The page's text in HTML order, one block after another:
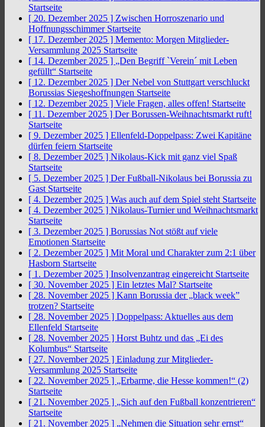
Startseite
[ 20. Dezember 2025 ] Zwischen Horroszenario und
Hoffnungsschimmer Startseite
[ 17. Dezember 2025 ] Memento: Morgen Mitglieder-
Versammlung 2025 Startseite
[ 14. Dezember 2025 ] „Den Begriff `Verein´ mit Leben
gefüllt“ Startseite
[ 12. Dezember 2025 ] Der Nebel von Stuttgart verschluckt
Borussias Siegeshoffnungen Startseite
[ 12. Dezember 2025 ] Viele Fragen, alles offen! Startseite
[ 11. Dezember 2025 ] Der Borussen-Weihnachtsmarkt ruft!
Startseite
[ 9. Dezember 2025 ] Ellenfeld-Doppelpass: Zwei Kapitäne
dürfen feiern Startseite
[ 8. Dezember 2025 ] Nikolaus-Kick mit ganz viel Spaß
Startseite
[ 5. Dezember 2025 ] Der Fußball-Nikolaus bei Borussia zu
Gast Startseite
[ 4. Dezember 2025 ] Was auch auf dem Spiel steht Startseite
[ 4. Dezember 2025 ] Nikolaus-Turnier und Weihnachtsmarkt
Startseite
[ 3. Dezember 2025 ] Borussias Not stößt auf viele
Emotionen Startseite
[ 2. Dezember 2025 ] Mit Moral und Charakter zum 2:1 über
Hasborn Startseite
[ 1. Dezember 2025 ] Insolvenzantrag eingereicht Startseite
[ 30. November 2025 ] Ein letztes Mal? Startseite
[ 28. November 2025 ] Kann Borussia der „black week”
trotzen? Startseite
[ 28. November 2025 ] Doppelpass: Aktuelles aus dem
Ellenfeld Startseite
[ 28. November 2025 ] Horst Buhtz und das „Ei des
Kolumbus“ Startseite
[ 27. November 2025 ] Einladung zur Mitglieder-
Versammlung 2025 Startseite
[ 22. November 2025 ] „Erbarme, die Hesse kommen!“ (2)
Startseite
[ 21. November 2025 ] „Sich auf den Fußball konzentrieren“
Startseite
[ 21. November 2025 ] „Nehmen die Situation sehr ernst“